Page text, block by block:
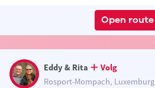
Open route
Eddy & Rita
Volg
Rosport-Mompach, Luxemburg